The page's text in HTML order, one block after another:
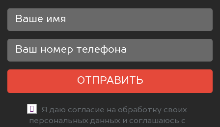
ОТПРАВИТЬ
Я даю согласие на обработку своих
персональных данных и соглашаюсь с